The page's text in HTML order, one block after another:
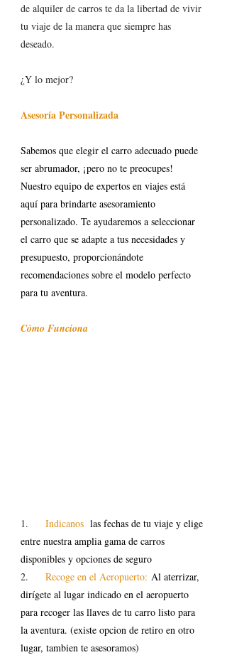
de alquiler de carros te da la libertad de vivir
tu viaje de la manera que siempre has
deseado.
¿Y lo mejor?
Asesoría Personalizada
Sabemos que elegir el carro adecuado puede
ser abrumador, ¡pero no te preocupes!
Nuestro equipo de expertos en viajes está
aquí para brindarte asesoramiento
personalizado. Te ayudaremos a seleccionar
el carro que se adapte a tus necesidades y
presupuesto, proporcionándote
recomendaciones sobre el modelo perfecto
para tu aventura.
Cómo Funciona
1. Indicanos las fechas de tu viaje y elige
entre nuestra amplia gama de carros
disponibles y opciones de seguro
2. Recoge en el Aeropuerto: Al aterrizar,
dirígete al lugar indicado en el aeropuerto
para recoger las llaves de tu carro listo para
la aventura. (existe opcion de retiro en otro
lugar, tambien te asesoramos)